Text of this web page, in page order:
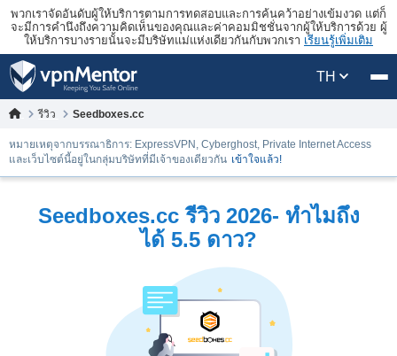
พวกเราจัดอันดับผู้ให้บริการตามการทดสอบและการค้นคว้าอย่างเข้มงวด แต่ก็
จะมีการคำนึงถึงความคิดเห็นของคุณและค่าคอมมิชชั่นจากผู้ให้บริการด้วย ผู้
ให้บริการบางรายนั้นจะมีบริษัทแม่แห่งเดียวกันกับพวกเรา เรียนรู้เพิ่มเติม
TH
รีวิว Seedboxes.cc
หมายเหตุจากบรรณาธิการ: ExpressVPN, Cyberghost, Private Internet Access
และเว็บไซต์นี้อยู่ในกลุ่มบริษัทที่มีเจ้าของเดียวกัน เข้าใจแล้ว!
Seedboxes.cc รีวิว 2026- ทำไมถึง
ได้ 5.5 ดาว?